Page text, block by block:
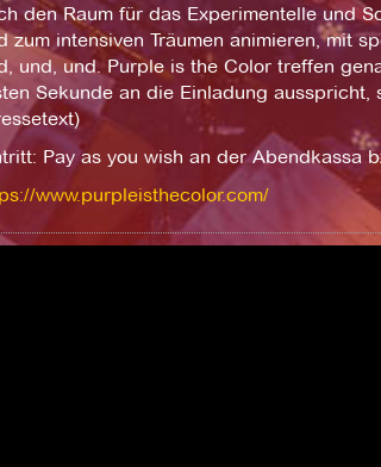
den Raum für das Experimentelle und
zum intensiven Träumen animieren, mit
und, und. Purple is the Color treffen
Sekunde an die Einladung
Pay as you wish an der Abendkassa
www.purpleisthecolor.com/